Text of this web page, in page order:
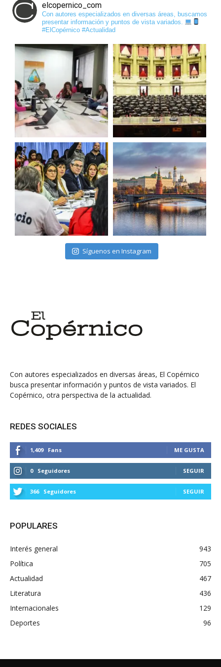
elcopernico_com
Con autores especializados en diversas áreas, buscamos
presentar información y puntos de vista variados.
#ElCopérnico #Actualidad
Síguenos en Instagram
Con autores especializados en diversas áreas, El Copérnico
busca presentar información y puntos de vista variados. El
Copérnico, otra perspectiva de la actualidad.
REDES SOCIALES
1,409 Fans ME GUSTA
0 Seguidores SEGUIR
366 Seguidores SEGUIR
POPULARES
Interés general
943
Política
705
Actualidad
467
Literatura
436
Internacionales
129
Deportes
96